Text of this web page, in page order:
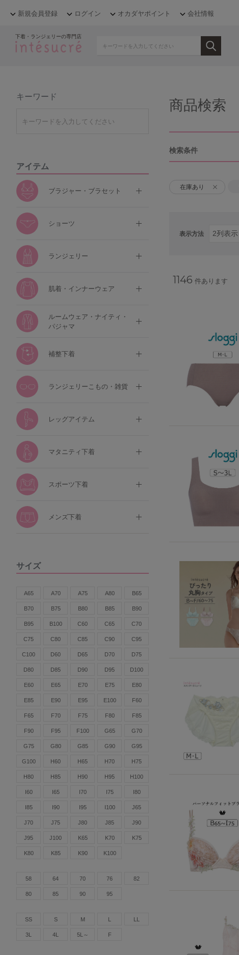
新規会員登録 ログイン オカダヤポイント 会社情報
下着・ランジェリーの専門店
キーワード
アイテム
ブラジャー・ブラセット
ショーツ
ランジェリー
肌着・インナーウェア
ルームウェア・ナイティ・
パジャマ
補整下着
ランジェリーこもの・雑貨
レッグアイテム
マタニティ下着
スポーツ下着
メンズ下着
サイズ
A65 A70 A75 A80 B65
B70 B75 B80 B85 B90
B95 B100 C60 C65 C70
C75 C80 C85 C90 C95
C100 D60 D65 D70 D75
D80 D85 D90 D95 D100
E60 E65 E70 E75 E80
E85 E90 E95 E100 F60
F65 F70 F75 F80 F85
F90 F95 F100 G65 G70
G75 G80 G85 G90 G95
G100 H60 H65 H70 H75
H80 H85 H90 H95 H100
I60 I65 I70 I75 I80
I85 I90 I95 I100 J65
J70 J75 J80 J85 J90
J95 J100 K65 K70 K75
K80 K85 K90 K100
58 64 70 76 82
80 85 90 95
SS S M L LL
3L 4L 5L～ F
商品検索
検索条件
在庫あり
表示方法
1146 件あります